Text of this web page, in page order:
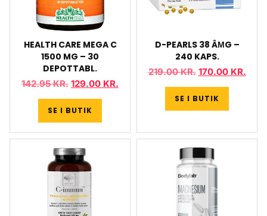
HEALTH CARE MEGA C
1500 MG – 30
DEPOTTABL.
142.95KR. 129.00 KR.
SE I BUTIK
D-PEARLS 38 ÂΜG –
240 KAPS.
219.00KR. 170.00 KR.
SE I BUTIK